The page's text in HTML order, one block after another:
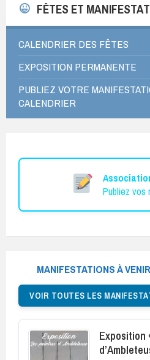
FÊTES ET
CALENDRIER DES FÊTES
EXPOSITION PERMANENTE
PUBLIEZ VOTRE
CALENDRIER
Publiez vos
MANIFESTATIONS À VENIR
VOIR TOUTES LES
Exposition